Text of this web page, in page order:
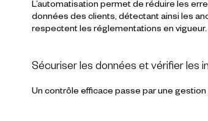
L’automatisation permet de réduire les
données des clients, détectant ainsi les
respectent les réglementations en vigueur.
Sécuriser les données et vérifier les
Un contrôle efficace passe par une